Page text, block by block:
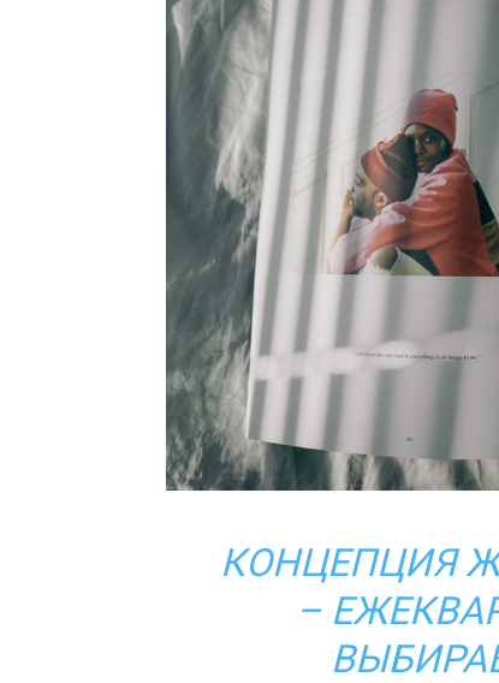
КОНЦЕПЦИЯ
–